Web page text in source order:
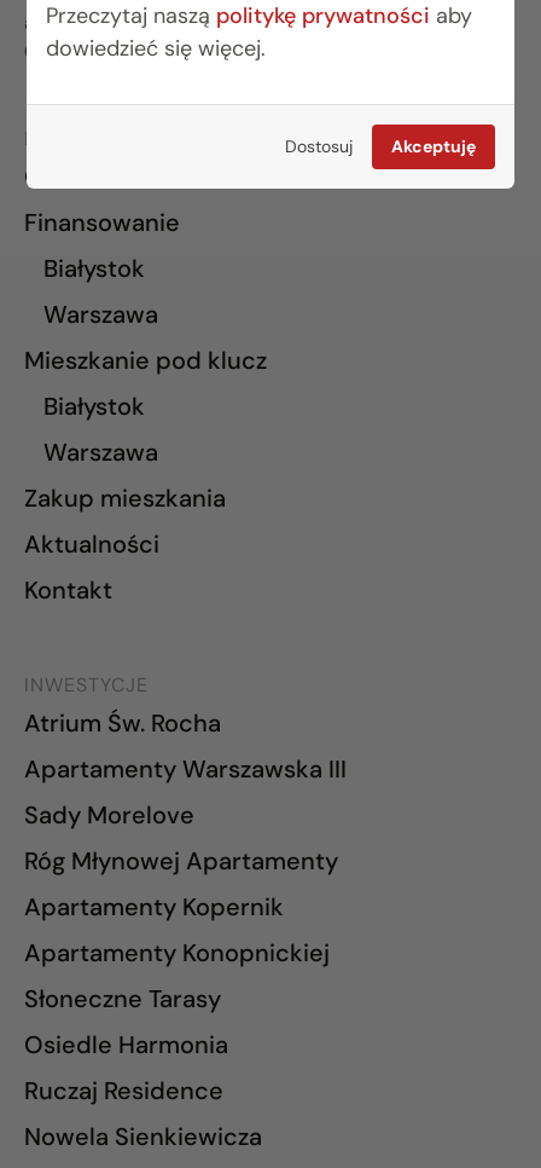
Przeczytaj naszą politykę prywatności aby
dowiedzieć się więcej.
Dostosuj Akceptuję
al. Wilanowska 67E lok. U5
02-765 Warszawa
INFORMACJE
O nas
Finansowanie
Białystok
Warszawa
Mieszkanie pod klucz
Białystok
Warszawa
Zakup mieszkania
Aktualności
Kontakt
INWESTYCJE
Atrium Św. Rocha
Apartamenty Warszawska III
Sady Morelove
Róg Młynowej Apartamenty
Apartamenty Kopernik
Apartamenty Konopnickiej
Słoneczne Tarasy
Osiedle Harmonia
Ruczaj Residence
Nowela Sienkiewicza